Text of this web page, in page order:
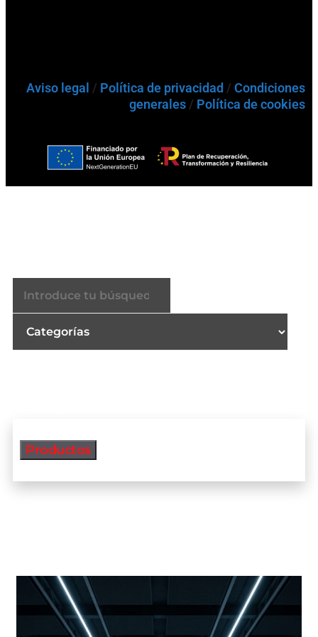
Aviso legal / Política de privacidad / Condiciones
generales / Política de cookies
Productos